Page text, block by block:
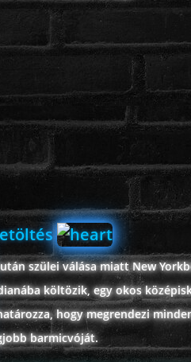
szülei válása miatt New
költözik, egy okos
hogy megrendezi
barmicvóját.